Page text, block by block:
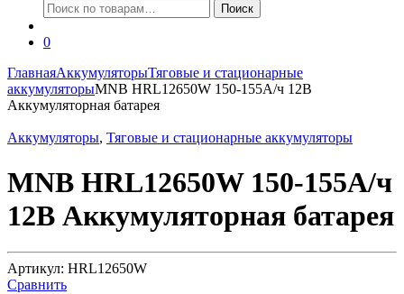
Искать:
Поиск
0
ГлавнаяАккумуляторыТяговые и стационарные
аккумуляторыMNB HRL12650W 150-155А/ч 12В
Аккумуляторная батарея
Аккумуляторы, Тяговые и стационарные аккумуляторы
MNB HRL12650W 150-155А/ч
12В Аккумуляторная батарея
Артикул: HRL12650W
Сравнить